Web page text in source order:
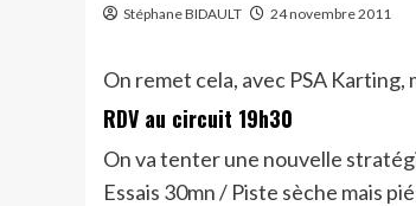
Stéphane BIDAULT 24 novembre 2011
On remet cela, avec PSA Karting,
RDV au circuit 19h30
On va tenter une nouvelle
Essais 30mn / Piste sèche mais